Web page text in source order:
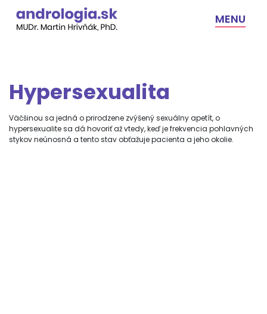
content
MENU
Hypersexualita
Väčšinou sa jedná o prirodzene zvýšený sexuálny apetít, o
hypersexualite sa dá hovoriť až vtedy, keď je frekvencia pohlavných
stykov neúnosná a tento stav obťažuje pacienta a jeho okolie.